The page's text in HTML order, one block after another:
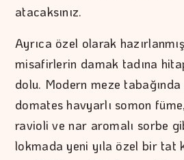
atacaksınız.
Ayrıca özel olarak
misafirlerin damak tadına
dolu. Modern meze
domates havyarlı somon
ravioli ve nar aromalı sorbe
lokmada yeni yıla özel bir tat